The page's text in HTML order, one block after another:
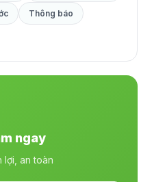
Thông báo
ngay
lợi, an toàn